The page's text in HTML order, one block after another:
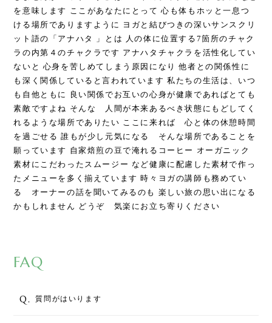
を意味します ここがあなたにとって 心も体もホッと一息つ
ける場所でありますように ヨガと結びつきの深いサンスクリ
ット語の「アナハタ 」とは 人の体に位置する7箇所のチャク
ラの内第４のチャクラです アナハタチャクラを活性化してい
ないと 心身を苦しめてしまう原因になり 他者との関係性に
も深く関係していると言われています 私たちの生活は、いつ
も自他ともに 良い関係でお互いの心身が健康であればとても
素敵ですよね そんな 人間が本来あるべき状態にもどしてく
れるような場所でありたい ここに来れば 心と体の休憩時間
を過ごせる 誰もが少し元気になる そんな場所であることを
願っています 自家焙煎の豆で淹れるコーヒー オーガニック
素材にこだわったスムージー など健康に配慮した素材で作っ
たメニューを多く揃えています 時々ヨガの講師も務めてい
る オーナーの話を聞いてみるのも 楽しい旅の思い出になる
かもしれません どうぞ 気楽にお立ち寄りください
FAQ
Q. 質問がはいります